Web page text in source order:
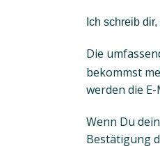
Ich schreib
Die
bekommst
werden die
Wenn Du
Bestätigung